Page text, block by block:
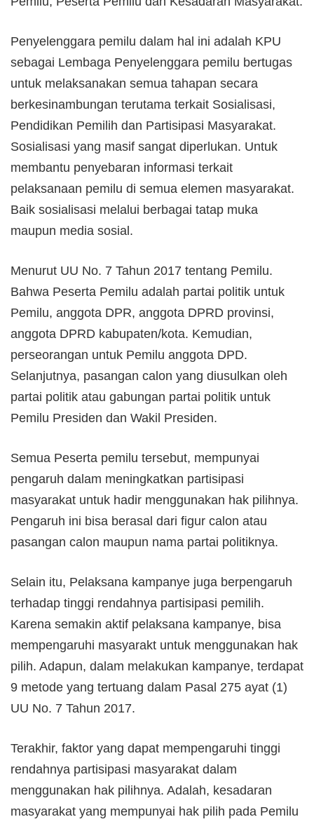
Penyelenggara pemilu dalam hal ini adalah KPU
sebagai Lembaga Penyelenggara pemilu bertugas
untuk melaksanakan semua tahapan secara
berkesinambungan terutama terkait Sosialisasi,
Pendidikan Pemilih dan Partisipasi Masyarakat.
Sosialisasi yang masif sangat diperlukan. Untuk
membantu penyebaran informasi terkait
pelaksanaan pemilu di semua elemen masyarakat.
Baik sosialisasi melalui berbagai tatap muka
maupun media sosial.
Menurut UU No. 7 Tahun 2017 tentang Pemilu.
Bahwa Peserta Pemilu adalah partai politik untuk
Pemilu, anggota DPR, anggota DPRD provinsi,
anggota DPRD kabupaten/kota. Kemudian,
perseorangan untuk Pemilu anggota DPD.
Selanjutnya, pasangan calon yang diusulkan oleh
partai politik atau gabungan partai politik untuk
Pemilu Presiden dan Wakil Presiden.
Semua Peserta pemilu tersebut, mempunyai
pengaruh dalam meningkatkan partisipasi
masyarakat untuk hadir menggunakan hak pilihnya.
Pengaruh ini bisa berasal dari figur calon atau
pasangan calon maupun nama partai politiknya.
Selain itu, Pelaksana kampanye juga berpengaruh
terhadap tinggi rendahnya partisipasi pemilih.
Karena semakin aktif pelaksana kampanye, bisa
mempengaruhi masyarakt untuk menggunakan hak
pilih. Adapun, dalam melakukan kampanye, terdapat
9 metode yang tertuang dalam Pasal 275 ayat (1)
UU No. 7 Tahun 2017.
Terakhir, faktor yang dapat mempengaruhi tinggi
rendahnya partisipasi masyarakat dalam
menggunakan hak pilihnya. Adalah, kesadaran
masyarakat yang mempunyai hak pilih pada Pemilu